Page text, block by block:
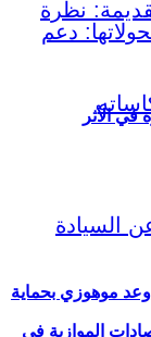
وعد موهوزي بحماية
في الأثر
الموازية في